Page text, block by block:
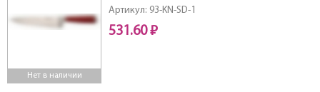
Нет в наличии
Артикул: 93-KN-SD-1
531.60 ₽